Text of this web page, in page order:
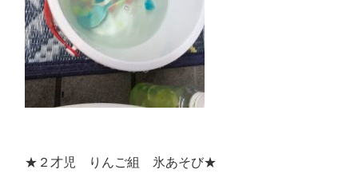
★２才児 りんご組 氷あそび★